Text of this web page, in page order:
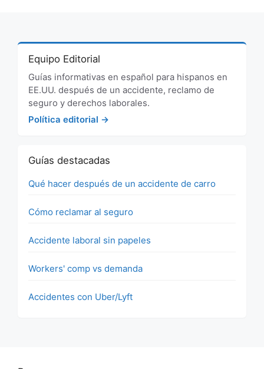
Equipo Editorial
Guías informativas en español para hispanos en
EE.UU. después de un accidente, reclamo de
seguro y derechos laborales.
Política editorial →
Guías destacadas
Qué hacer después de un accidente de carro
Cómo reclamar al seguro
Accidente laboral sin papeles
Workers' comp vs demanda
Accidentes con Uber/Lyft